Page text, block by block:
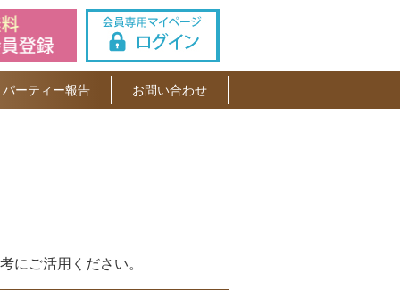
パーティー報告 お問い合わせ
にご活用ください。